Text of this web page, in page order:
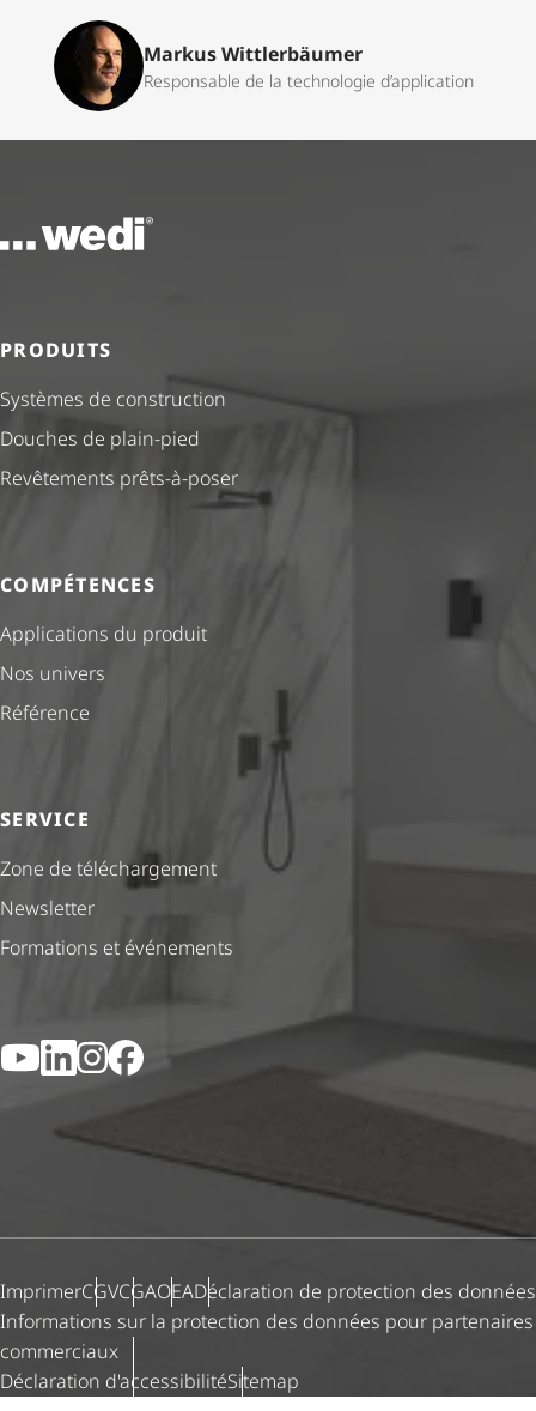
Markus Wittlerbäumer
Responsable de la technologie d’application
Vers la page d'accueil
PRODUITS
Systèmes de construction
Douches de plain-pied
Revêtements prêts-à-poser
COMPÉTENCES
Applications du produit
Nos univers
Référence
SERVICE
Zone de téléchargement
Newsletter
Formations et événements
YouTubeLinkedIn
Instagram
Facebook
ImprimerCGVCGAOEADéclaration de protection des données
Informations sur la protection des données pour partenaires
commerciaux
Déclaration d'ac­ces­si­bi­litéSitemap